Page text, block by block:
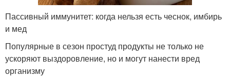
Пассивный иммунитет: когда нельзя есть чеснок, имбирь
и мед
Популярные в сезон простуд продукты не только не
ускоряют выздоровление, но и могут нанести вред
организму